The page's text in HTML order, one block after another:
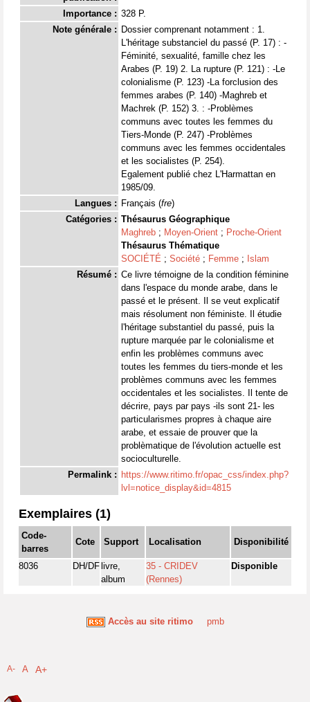
Importance : 328 P.
Note générale : Dossier comprenant notamment : 1.
L'héritage substanciel du passé (P. 17) : -
Féminité, sexualité, famille chez les
Arabes (P. 19) 2. La rupture (P. 121) : -Le
colonialisme (P. 123) -La forclusion des
femmes arabes (P. 140) -Maghreb et
Machrek (P. 152) 3. : -Problèmes
communs avec toutes les femmes du
Tiers-Monde (P. 247) -Problèmes
communs avec les femmes occidentales
et les socialistes (P. 254).
Egalement publié chez L'Harmattan en
1985/09.
Langues : Français (fre)
Catégories : Thésaurus Géographique
Maghreb ; Moyen-Orient ; Proche-Orient
Thésaurus Thématique
SOCIÉTÉ ; Société ; Femme ; Islam
Résumé : Ce livre témoigne de la condition féminine
dans l'espace du monde arabe, dans le
passé et le présent. Il se veut explicatif
mais résolument non féministe. Il étudie
l'héritage substantiel du passé, puis la
rupture marquée par le colonialisme et
enfin les problèmes communs avec
toutes les femmes du tiers-monde et les
problèmes communs avec les femmes
occidentales et les socialistes. Il tente de
décrire, pays par pays -ils sont 21- les
particularismes propres à chaque aire
arabe, et essaie de prouver que la
problèmatique de l'évolution actuelle est
socioculturelle.
Permalink : https://www.ritimo.fr/opac_css/index.php?
lvl=notice_display&id=4815
Exemplaires (1)
Code-
barres
Cote Support Localisation Disponibilité
8036 DH/DF livre,
album
35 - CRIDEV
(Rennes)
Disponible
Accès au site ritimo pmb
A- A A+